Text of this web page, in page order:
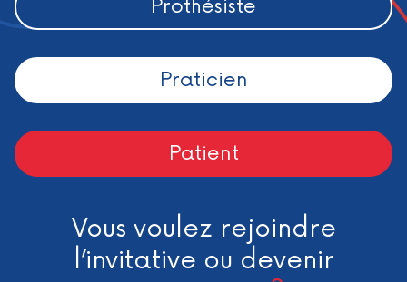
Prothésiste
Praticien
Patient
Vous voulez rejoindre
l’invitative ou devenir